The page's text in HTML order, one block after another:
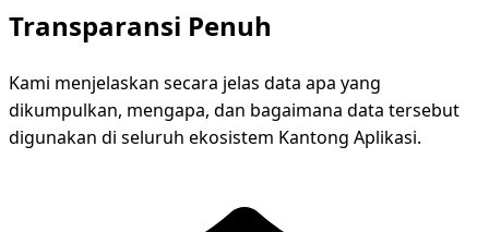
Transparansi Penuh
Kami menjelaskan secara jelas data apa yang
dikumpulkan, mengapa, dan bagaimana data tersebut
digunakan di seluruh ekosistem Kantong Aplikasi.